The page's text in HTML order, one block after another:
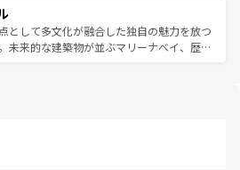
。一年中温暖で、どの季節にも異なる楽しみ
親しみやすいタイの人々、仏教を中心とし
多様な観光資源が、訪れる旅人を魅了し続
ても感動するはず。観光スポットが密集し
く見どころを回れるのも魅力。息をのむよ
化的な体験まで、香港を存分に楽しみ尽く
として多文化が融合した独自の魅力を放つ
未来的な建築物が並ぶマリーナベイ、歴史
は地元の風情を楽しめる外せないスポット